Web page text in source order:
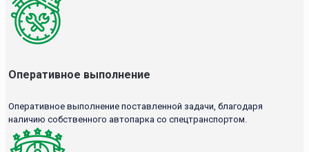
Оперативное выполнение
Оперативное выполнение поставленной задачи, благодаря
наличию собственного автопарка со спецтранспортом.